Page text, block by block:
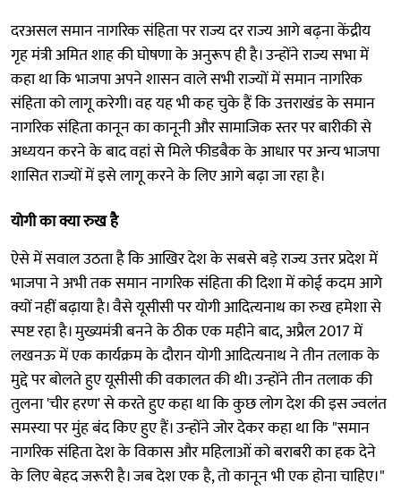
दरअसल समान नागरिक संहिता पर राज्य दर राज्य आगे बढ़ना केंद्रीय
गृह मंत्री अमित शाह की घोषणा के अनुरूप ही है। उन्होंने राज्य सभा में
कहा था कि भाजपा अपने शासन वाले सभी राज्यों में समान नागरिक
संहिता को लागू करेगी। वह यह भी कह चुके हैं कि उत्तराखंड के समान
नागरिक संहिता कानून का कानूनी और सामाजिक स्तर पर बारीकी से
अध्ययन करने के बाद वहां से मिले फीडबैक के आधार पर अन्य भाजपा
शासित राज्यों में इसे लागू करने के लिए आगे बढ़ा जा रहा है।
योगी का क्या रुख है
ऐसे में सवाल उठता है कि आखिर देश के सबसे बड़े राज्य उत्तर प्रदेश में
भाजपा ने अभी तक समान नागरिक संहिता की दिशा में कोई कदम आगे
क्यों नहीं बढ़ाया है। वैसे यूसीसी पर योगी आदित्यनाथ का रुख हमेशा से
स्पष्ट रहा है। मुख्यमंत्री बनने के ठीक एक महीने बाद, अप्रैल 2017 में
लखनऊ में एक कार्यक्रम के दौरान योगी आदित्यनाथ ने तीन तलाक के
मुद्दे पर बोलते हुए यूसीसी की वकालत की थी। उन्होंने तीन तलाक की
तुलना 'चीर हरण' से करते हुए कहा था कि कुछ लोग देश की इस ज्वलंत
समस्या पर मुंह बंद किए हुए हैं। उन्होंने जोर देकर कहा था कि "समान
नागरिक संहिता देश के विकास और महिलाओं को बराबरी का हक देने
के लिए बेहद जरूरी है। जब देश एक है, तो कानून भी एक होना चाहिए।"